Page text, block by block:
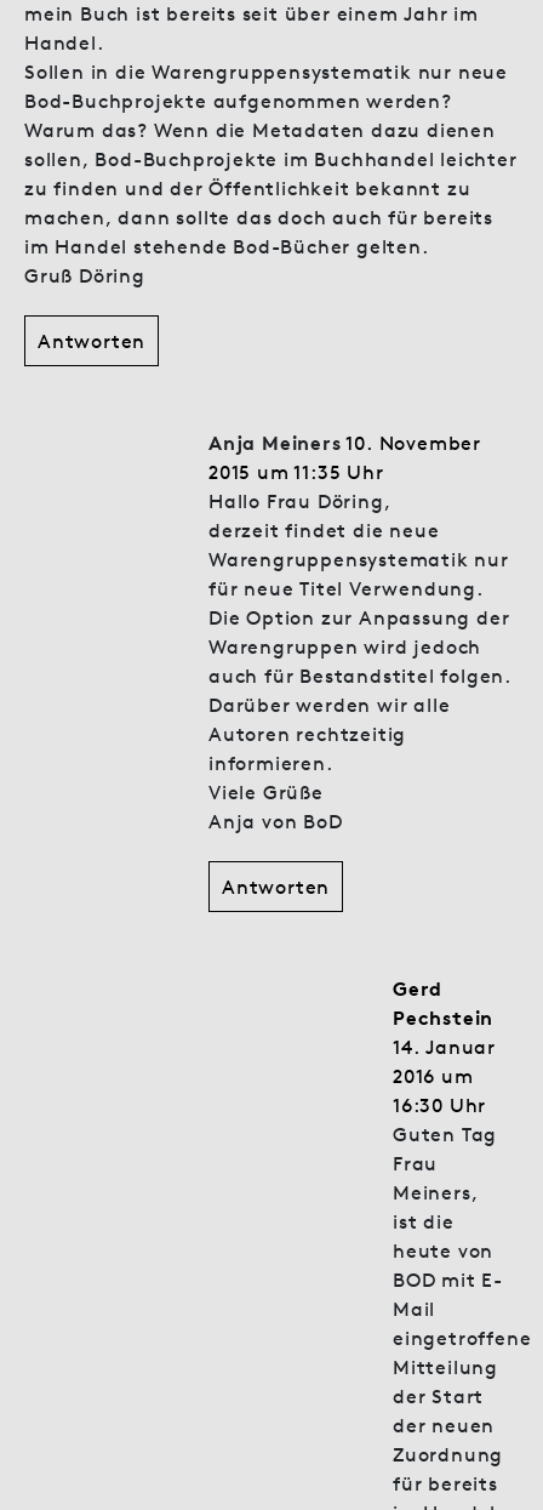
mein Buch ist bereits seit über einem Jahr im
Handel.
Sollen in die Warengruppensystematik nur neue
Bod-Buchprojekte aufgenommen werden?
Warum das? Wenn die Metadaten dazu dienen
sollen, Bod-Buchprojekte im Buchhandel leichter
zu finden und der Öffentlichkeit bekannt zu
machen, dann sollte das doch auch für bereits
im Handel stehende Bod-Bücher gelten.
Gruß Döring
Antworten
Anja Meiners 10. November
2015 um 11:35 Uhr
Hallo Frau Döring,
derzeit findet die neue
Warengruppensystematik nur
für neue Titel Verwendung.
Die Option zur Anpassung der
Warengruppen wird jedoch
auch für Bestandstitel folgen.
Darüber werden wir alle
Autoren rechtzeitig
informieren.
Viele Grüße
Anja von BoD
Antworten
Gerd
Pechstein
14. Januar
2016 um
16:30 Uhr
Guten Tag
Frau
Meiners,
ist die
heute von
BOD mit E-
Mail
eingetroffene
Mitteilung
der Start
der neuen
Zuordnung
für bereits